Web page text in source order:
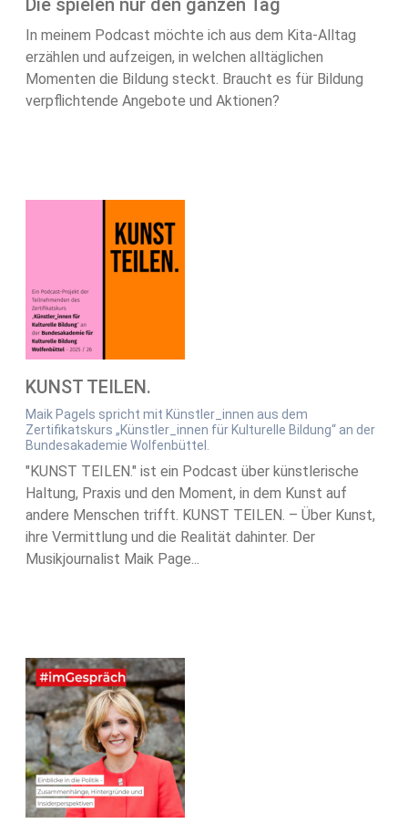
Die spielen nur den ganzen Tag
In meinem Podcast möchte ich aus dem Kita-Alltag
erzählen und aufzeigen, in welchen alltäglichen
Momenten die Bildung steckt. Braucht es für Bildung
verpflichtende Angebote und Aktionen?
KUNST TEILEN.
Maik Pagels spricht mit Künstler_innen aus dem
Zertifikatskurs „Künstler_innen für Kulturelle Bildung“ an der
Bundesakademie Wolfenbüttel.
"KUNST TEILEN." ist ein Podcast über künstlerische
Haltung, Praxis und den Moment, in dem Kunst auf
andere Menschen trifft. KUNST TEILEN. – Über Kunst,
ihre Vermittlung und die Realität dahinter. Der
Musikjournalist Maik Page...